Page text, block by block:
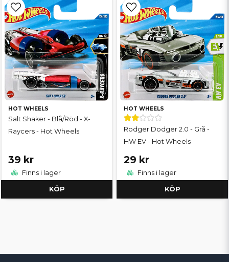
HOT WHEELS
Salt Shaker - Blå/Röd - X-
Raycers - Hot Wheels
39 kr
Finns i lager
KÖP
HOT WHEELS
Rodger Dodger 2.0 - Grå -
HW EV - Hot Wheels
29 kr
Finns i lager
KÖP